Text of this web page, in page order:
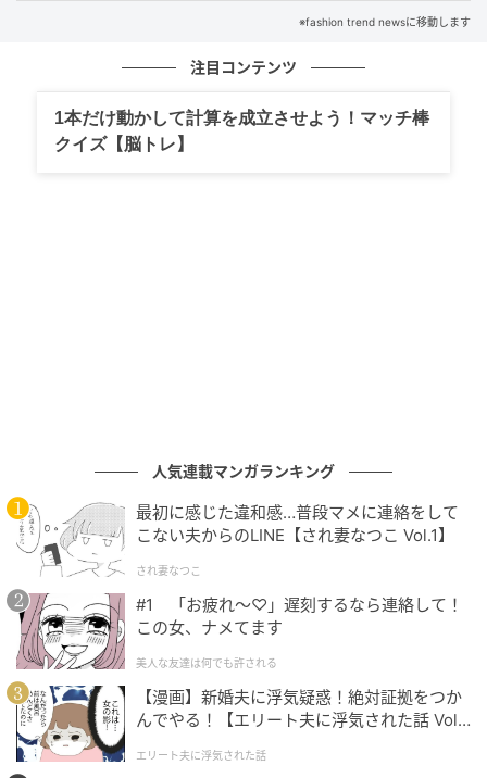
出典：3COINS
※fashion trend newsに移動します
注目コンテンツ
1本だけ動かして計算を成立させよう！マッチ棒
クイズ【脳トレ】
人気連載マンガランキング
最初に感じた違和感…普段マメに連絡をして
こない夫からのLINE【され妻なつこ Vol.1】
され妻なつこ
#1 「お疲れ〜♡」遅刻するなら連絡して！
この女、ナメてます
美人な友達は何でも許される
【漫画】新婚夫に浮気疑惑！絶対証拠をつか
んでやる！【エリート夫に浮気された話 Vol.
エリート夫に浮気された話